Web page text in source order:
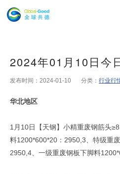
2024年01月10日今
发布时间：2024-01-10 分类： 行业行
华北地区
1月10日【天钢】小精重废钢筋头
料1200*600*20：2950,3、特级重
2950,4、一级重废钢板下脚料